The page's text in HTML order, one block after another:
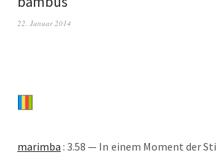
22. Januar 2014
marim­ba : 3.58 — In einem Moment der